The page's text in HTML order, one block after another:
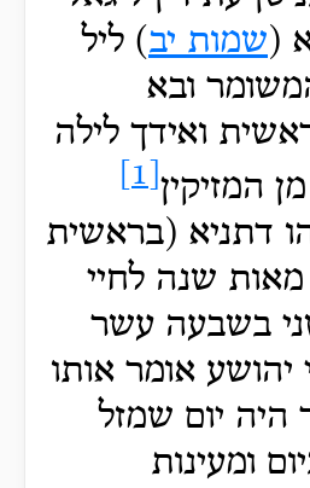
(שמות יב) ליל
ובא
ואידך לילה
המזיקין
דתניא (בראשית
שנה לחיי
בשבעה עשר
יהושע אומר אותו
היה יום שמזל
ומעינות